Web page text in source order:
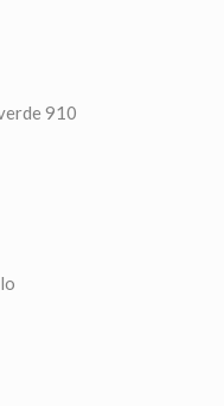
910